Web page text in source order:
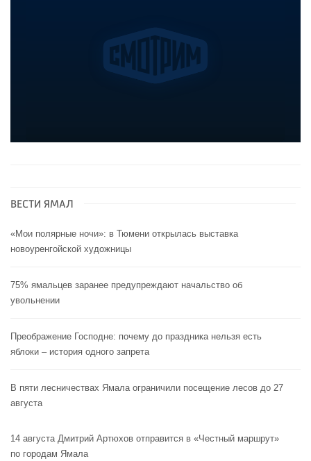
ВЕСТИ ЯМАЛ
«Мои полярные ночи»: в Тюмени открылась выставка
новоуренгойской художницы
75% ямальцев заранее предупреждают начальство об
увольнении
Преображение Господне: почему до праздника нельзя есть
яблоки – история одного запрета
В пяти лесничествах Ямала ограничили посещение лесов до 27
августа
14 августа Дмитрий Артюхов отправится в «Честный маршрут»
по городам Ямала